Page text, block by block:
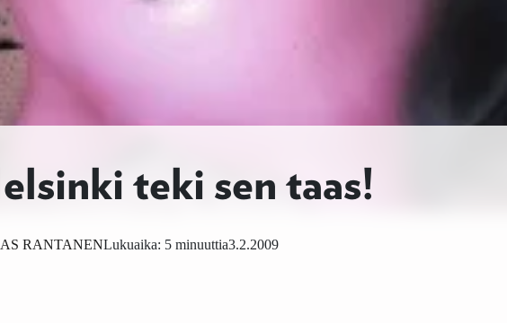
teki sen taas!
3.2.2009
RANTANENLukuaika: 5 minuuttia